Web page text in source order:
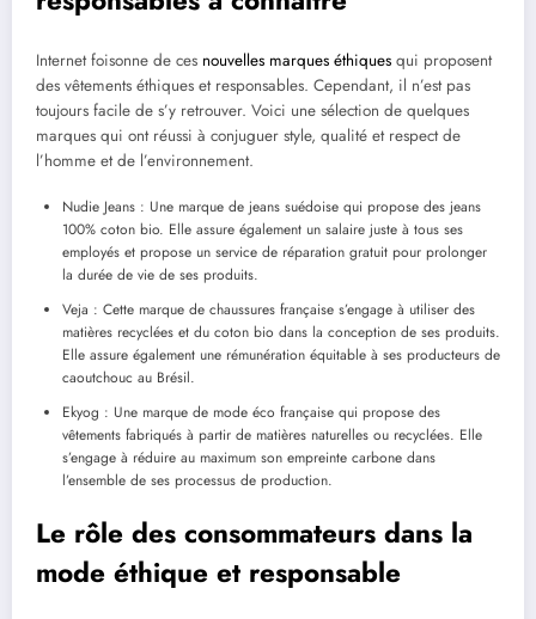
Internet foisonne de ces nouvelles marques éthiques qui proposent
des vêtements éthiques et responsables. Cependant, il n’est pas
toujours facile de s’y retrouver. Voici une sélection de quelques
marques qui ont réussi à conjuguer style, qualité et respect de
l’homme et de l’environnement.
Nudie Jeans : Une marque de jeans suédoise qui propose des jeans
100% coton bio. Elle assure également un salaire juste à tous ses
employés et propose un service de réparation gratuit pour prolonger
la durée de vie de ses produits.
Veja : Cette marque de chaussures française s’engage à utiliser des
matières recyclées et du coton bio dans la conception de ses produits.
Elle assure également une rémunération équitable à ses producteurs de
caoutchouc au Brésil.
Ekyog : Une marque de mode éco française qui propose des
vêtements fabriqués à partir de matières naturelles ou recyclées. Elle
s’engage à réduire au maximum son empreinte carbone dans
l’ensemble de ses processus de production.
Le rôle des consommateurs dans la
mode éthique et responsable